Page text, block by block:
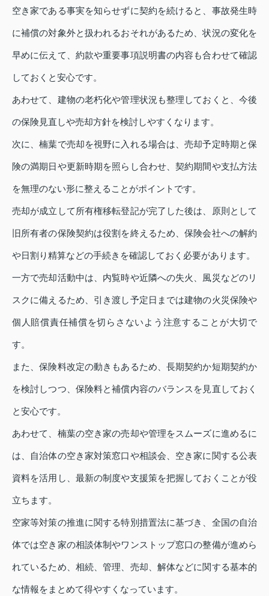
空き家である事実を知らせずに契約を続けると、事故発生時
に補償の対象外と扱われるおそれがあるため、状況の変化を
早めに伝えて、約款や重要事項説明書の内容も合わせて確認
しておくと安心です。
あわせて、建物の老朽化や管理状況も整理しておくと、今後
の保険見直しや売却方針を検討しやすくなります。
次に、楠葉で売却を視野に入れる場合は、売却予定時期と保
険の満期日や更新時期を照らし合わせ、契約期間や支払方法
を無理のない形に整えることがポイントです。
売却が成立して所有権移転登記が完了した後は、原則として
旧所有者の保険契約は役割を終えるため、保険会社への解約
や日割り精算などの手続きを確認しておく必要があります。
一方で売却活動中は、内覧時や近隣への失火、風災などのリ
スクに備えるため、引き渡し予定日までは建物の火災保険や
個人賠償責任補償を切らさないよう注意することが大切で
す。
また、保険料改定の動きもあるため、長期契約か短期契約か
を検討しつつ、保険料と補償内容のバランスを見直しておく
と安心です。
あわせて、楠葉の空き家の売却や管理をスムーズに進めるに
は、自治体の空き家対策窓口や相談会、空き家に関する公表
資料を活用し、最新の制度や支援策を把握しておくことが役
立ちます。
空家等対策の推進に関する特別措置法に基づき、全国の自治
体では空き家の相談体制やワンストップ窓口の整備が進めら
れているため、相続、管理、売却、解体などに関する基本的
な情報をまとめて得やすくなっています。